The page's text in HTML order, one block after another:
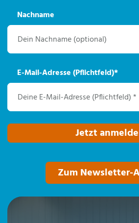
Nachname
E-Mail-Adresse (Pflichtfeld)*
Jetzt
Zum Newsletter-